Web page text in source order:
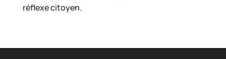
réflexe citoyen.